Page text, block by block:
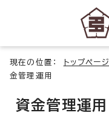
現在の位置： トップページ
金管理運用
資金管理運用